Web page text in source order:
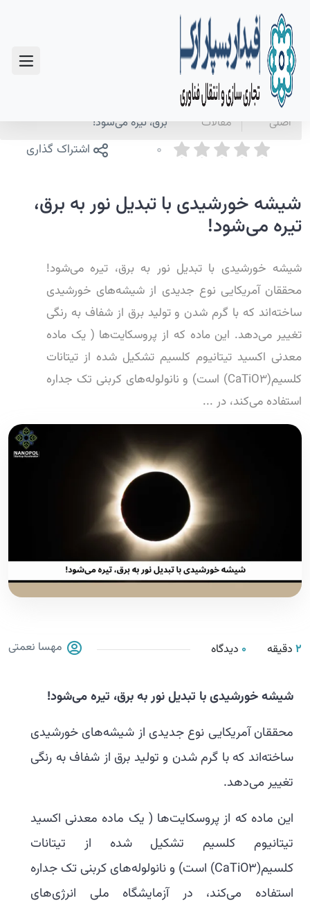
صفحه
اصلی
اخبار و
مقالات
برق، تیره می‌شود!
0 اشتراک گذاری
شیشه خورشیدی با تبدیل نور به برق،
تیره می‌شود!
شیشه خورشیدی با تبدیل نور به برق، تیره می‌شود!
محققان آمریکایی نوع جدیدی از شیشه‌های خورشیدی
ساخته‌اند که با گرم شدن و تولید برق از شفاف به رنگی
تغییر می‌دهد. این ماده که از پروسکایت‌ها ( یک ماده
معدنی اکسید تیتانیوم کلسیم تشکیل شده از تیتانات
کلسیم(CaTiO3) است) و نانولوله‌های کربنی تک جداره
استفاده می‌کند، در ...
2 دقیقه 0 دیدگاه مهسا نعمتی
شیشه خورشیدی با تبدیل نور به برق، تیره می‌شود!
محققان آمریکایی نوع جدیدی از شیشه‌های خورشیدی
ساخته‌اند که با گرم شدن و تولید برق از شفاف به رنگی
تغییر می‌دهد.
این ماده که از پروسکایت‌ها ( یک ماده معدنی اکسید
تیتانیوم کلسیم تشکیل شده از تیتانات
کلسیم(CaTiO3) است) و نانولوله‌های کربنی تک جداره
استفاده می‌کند، در آزمایشگاه ملی انرژی‌های